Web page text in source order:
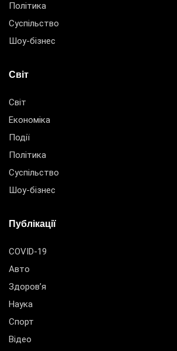
Політика
Суспільство
Шоу-бізнес
Світ
Світ
Економіка
Події
Політика
Суспільство
Шоу-бізнес
Публікації
COVID-19
Авто
Здоров’я
Наука
Спорт
Відео